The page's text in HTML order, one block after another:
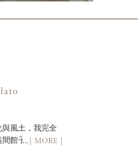
風土，我完全
間館子，羅馬的
... MORE